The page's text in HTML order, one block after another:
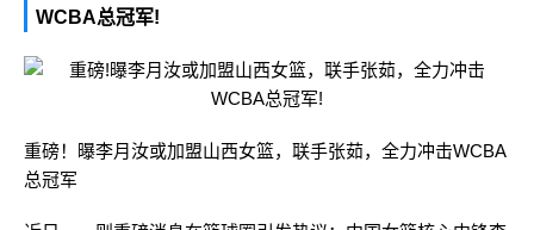
WCBA总冠军!
重磅！曝李月汝或加盟山西女篮，联手张茹，全力冲击WCBA
总冠军